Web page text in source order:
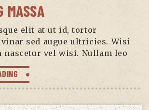
MASSA
elit at ut id, tortor
sed augue ultricies. Wisi
vel wisi. Nullam leo